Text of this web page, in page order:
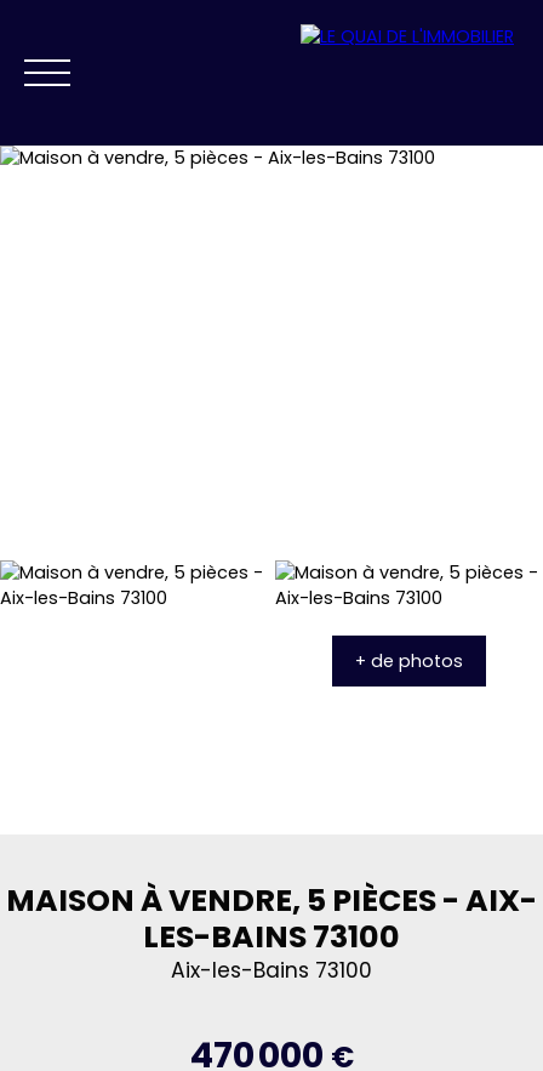
+ de photos
MAISON À VENDRE, 5 PIÈCES - AIX-
LES-BAINS 73100
Aix-les-Bains 73100
470 000 €